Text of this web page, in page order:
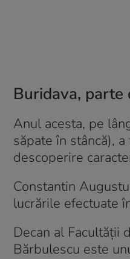
Buridava,
Anul acesta, pe
săpate în stâncă),
descoperire
Constantin
lucrările efectuate
Decan al Facultății
Bărbulescu este